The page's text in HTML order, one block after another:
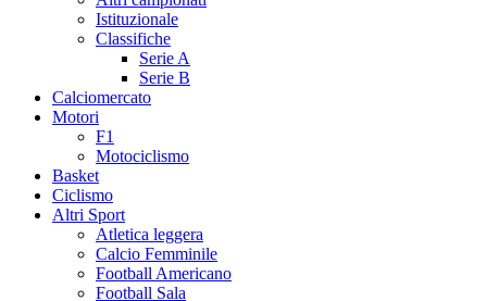
Istituzionale
Classifiche
Serie A
Serie B
Calciomercato
Motori
F1
Motociclismo
Basket
Ciclismo
Altri Sport
Atletica leggera
Calcio Femminile
Football Americano
Football Sala